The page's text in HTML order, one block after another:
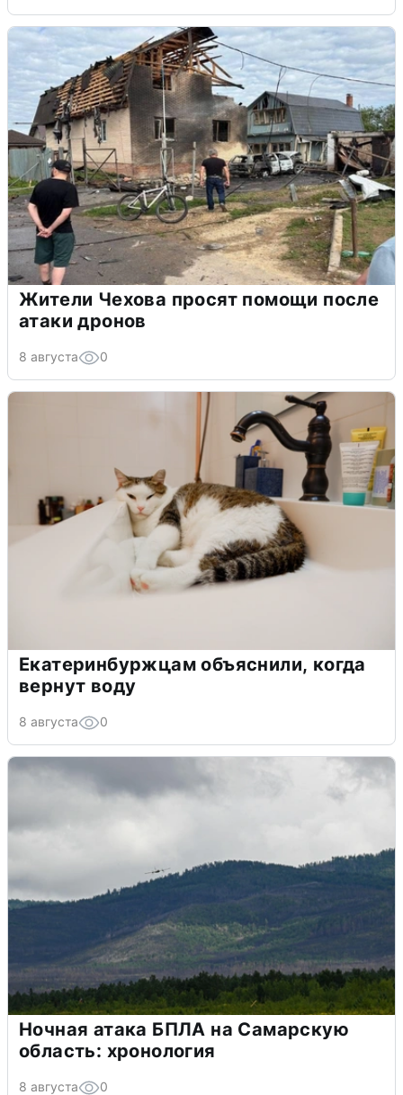
Жители Чехова просят помощи после
атаки дронов
8 августа 0
Екатеринбуржцам объяснили, когда
вернут воду
8 августа 0
Ночная атака БПЛА на Самарскую
область: хронология
8 августа 0